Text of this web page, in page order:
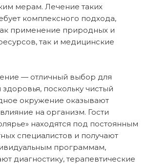
мерам. Лечение таких
комплексного подхода,
применение природных и
так и медицинские
— отличный выбор для
поскольку чистый
окружение оказывают
на организм. Гости
находятся под постоянным
специалистов и получают
программам,
диагностику, терапевтические